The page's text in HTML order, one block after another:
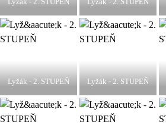
Lyžák - 2. STUPEŇ Lyžák - 2. STUPEŇ
Lyžák - 2. STUPEŇ Lyžák - 2. STUPEŇ